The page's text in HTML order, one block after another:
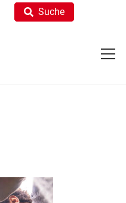
Suche